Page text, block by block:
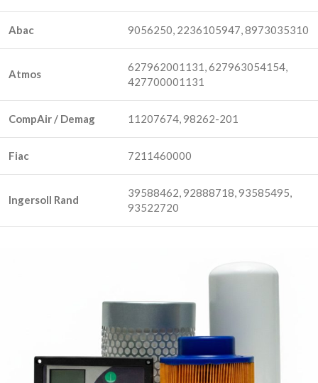
Abac 9056250, 2236105947, 8973035310
Atmos
627962001131, 627963054154,
427700001131
CompAir / Demag 11207674, 98262-201
Fiac 7211460000
Ingersoll Rand
39588462, 92888718, 93585495,
93522720